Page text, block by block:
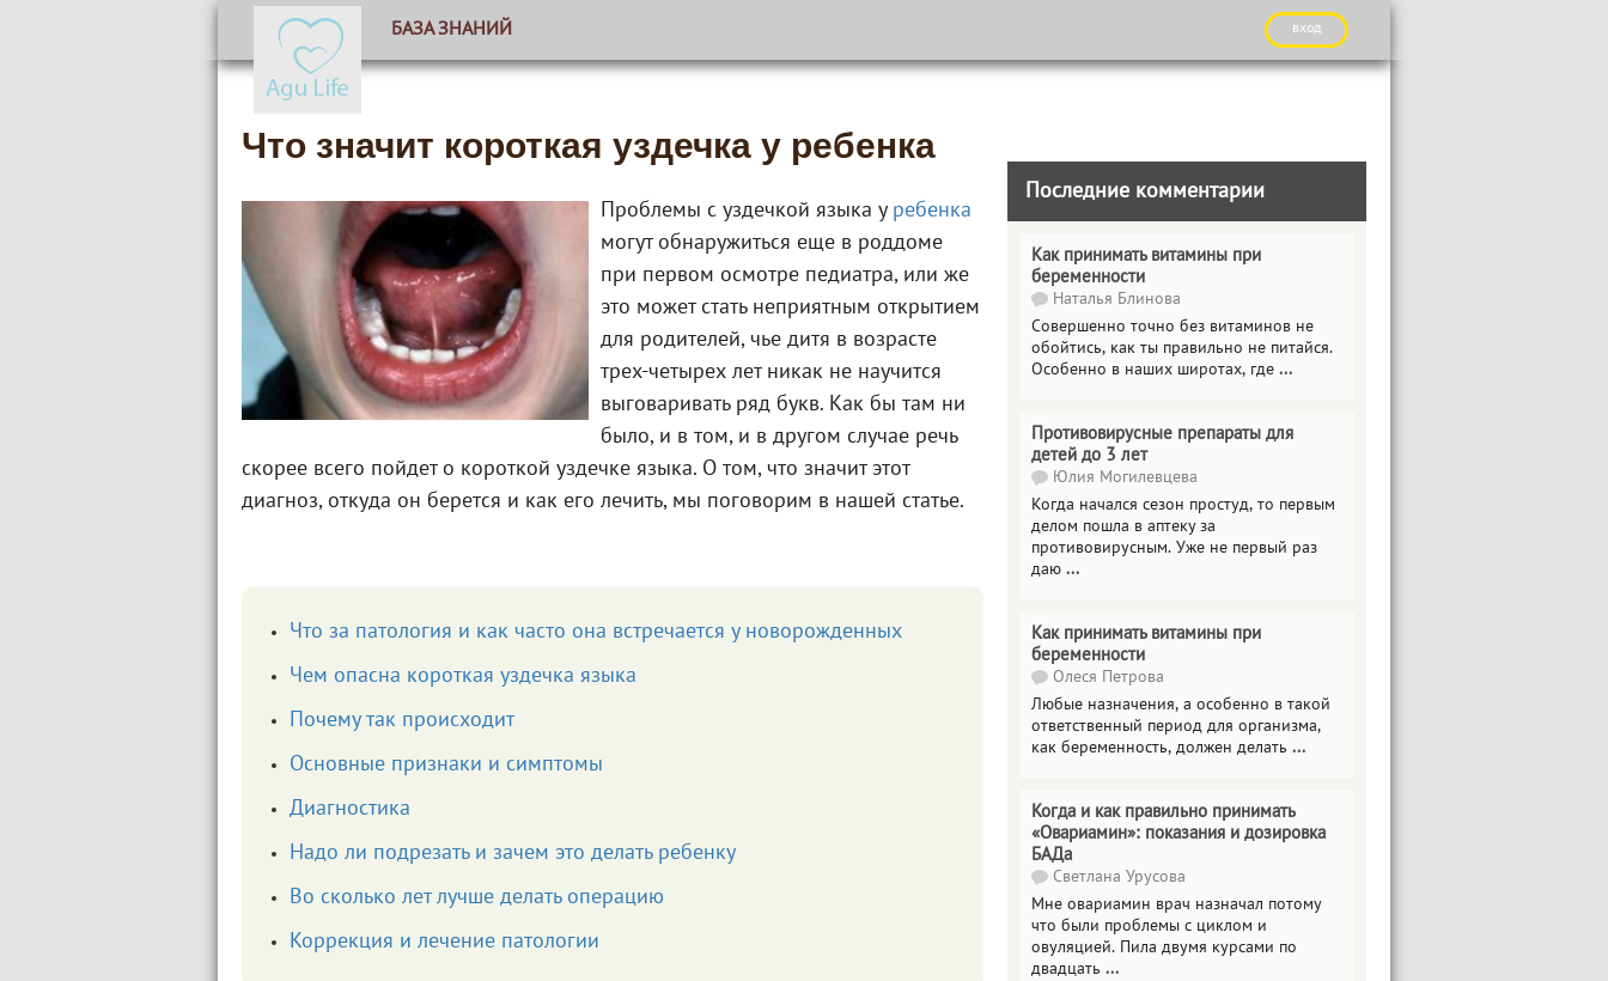
БАЗА ЗНАНИЙ вход
Что значит короткая уздечка у ребенка
Проблемы с уздечкой языка у ребенка
могут обнаружиться еще в роддоме
при первом осмотре педиатра, или же
это может стать неприятным открытием
для родителей, чье дитя в возрасте
трех-четырех лет никак не научится
выговаривать ряд букв. Как бы там ни
было, и в том, и в другом случае речь
скорее всего пойдет о короткой уздечке языка. О том, что значит этот
диагноз, откуда он берется и как его лечить, мы поговорим в нашей статье.
Что за патология и как часто она встречается у новорожденных
Чем опасна короткая уздечка языка
Почему так происходит
Основные признаки и симптомы
Диагностика
Надо ли подрезать и зачем это делать ребенку
Во сколько лет лучше делать операцию
Коррекция и лечение патологии
Последние комментарии
Как принимать витамины при
беременности
Наталья Блинова
Совершенно точно без витаминов не
обойтись, как ты правильно не питайся.
Особенно в наших широтах, где ...
Противовирусные препараты для
детей до 3 лет
Юлия Могилевцева
Когда начался сезон простуд, то первым
делом пошла в аптеку за
противовирусным. Уже не первый раз
даю ...
Как принимать витамины при
беременности
Олеся Петрова
Любые назначения, а особенно в такой
ответственный период для организма,
как беременность, должен делать ...
Когда и как правильно принимать
«Овариамин»: показания и дозировка
БАДа
Светлана Урусова
Мне овариамин врач назначал потому
что были проблемы с циклом и
овуляцией. Пила двумя курсами по
двадцать ...